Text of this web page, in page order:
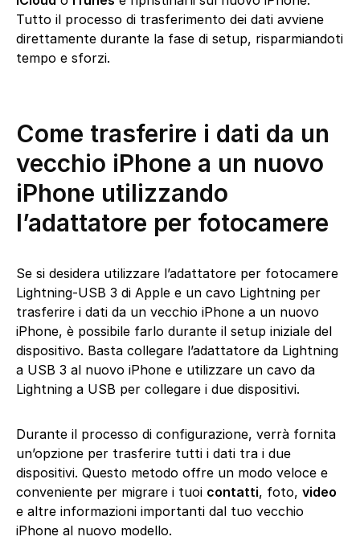
Tutto il processo di trasferimento dei dati avviene
direttamente durante la fase di setup, risparmiandoti
tempo e sforzi.
Come trasferire i dati da un
vecchio iPhone a un nuovo
iPhone utilizzando
l’adattatore per fotocamere
Se si desidera utilizzare l’adattatore per fotocamere
Lightning-USB 3 di Apple e un cavo Lightning per
trasferire i dati da un vecchio iPhone a un nuovo
iPhone, è possibile farlo durante il setup iniziale del
dispositivo. Basta collegare l’adattatore da Lightning
a USB 3 al nuovo iPhone e utilizzare un cavo da
Lightning a USB per collegare i due dispositivi.
Durante il processo di configurazione, verrà fornita
un’opzione per trasferire tutti i dati tra i due
dispositivi. Questo metodo offre un modo veloce e
conveniente per migrare i tuoi contatti, foto, video
e altre informazioni importanti dal tuo vecchio
iPhone al nuovo modello.